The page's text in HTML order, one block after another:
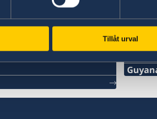
Tillåt urval